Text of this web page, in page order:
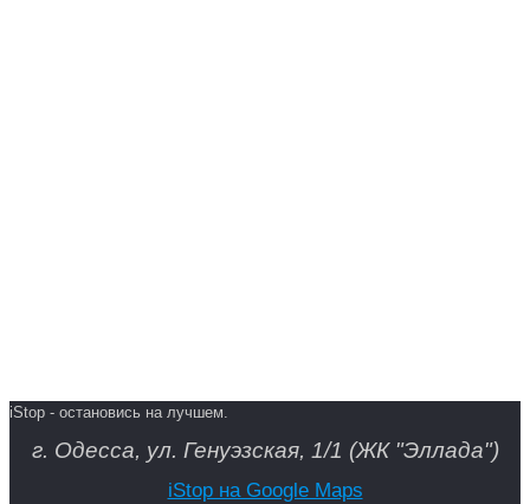
iStop - остановись на лучшем.
г. Одесса, ул. Генуэзская, 1/1 (ЖК "Эллада")
iStop на Google Maps